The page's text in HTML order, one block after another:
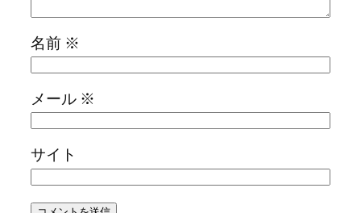
名前 ※
メール ※
サイト